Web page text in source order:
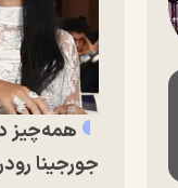
همه‌چیز
جورجینا